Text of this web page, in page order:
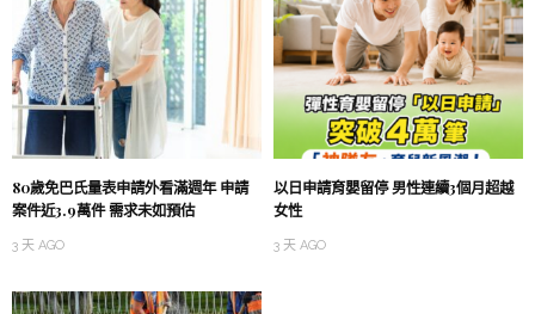
80歲免巴氏量表申請外看滿週年 申請
案件近3.9萬件 需求未如預估
3 天 AGO
以日申請育嬰留停 男性連續3個月超越
女性
3 天 AGO